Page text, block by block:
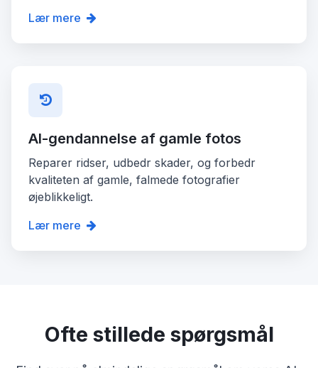
Lær mere
AI-gendannelse af gamle fotos
Reparer ridser, udbedr skader, og forbedr
kvaliteten af gamle, falmede fotografier
øjeblikkeligt.
Lær mere
Ofte stillede spørgsmål